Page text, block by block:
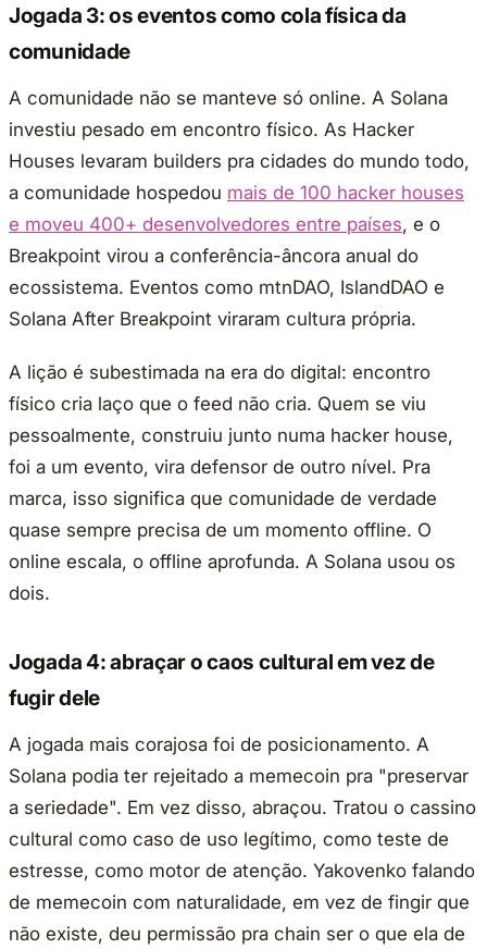
Jogada 3: os eventos como cola física da
comunidade
A comunidade não se manteve só online. A Solana
investiu pesado em encontro físico. As Hacker
Houses levaram builders pra cidades do mundo todo,
a comunidade hospedou mais de 100 hacker houses
e moveu 400+ desenvolvedores entre países, e o
Breakpoint virou a conferência-âncora anual do
ecossistema. Eventos como mtnDAO, IslandDAO e
Solana After Breakpoint viraram cultura própria.
A lição é subestimada na era do digital: encontro
físico cria laço que o feed não cria. Quem se viu
pessoalmente, construiu junto numa hacker house,
foi a um evento, vira defensor de outro nível. Pra
marca, isso significa que comunidade de verdade
quase sempre precisa de um momento offline. O
online escala, o offline aprofunda. A Solana usou os
dois.
Jogada 4: abraçar o caos cultural em vez de
fugir dele
A jogada mais corajosa foi de posicionamento. A
Solana podia ter rejeitado a memecoin pra "preservar
a seriedade". Em vez disso, abraçou. Tratou o cassino
cultural como caso de uso legítimo, como teste de
estresse, como motor de atenção. Yakovenko falando
de memecoin com naturalidade, em vez de fingir que
não existe, deu permissão pra chain ser o que ela de